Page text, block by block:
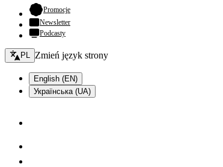
Promocje- otwiera się w nowej karcie
Newsletter
Podcasty
Zmień język - bieżący:
PL Zmień język strony
English (EN)
Українська (UA)